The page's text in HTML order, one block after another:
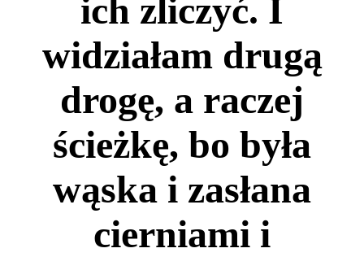
ich zliczyć. I
widziałam drugą
drogę, a raczej
ścieżkę, bo była
wąska i zasłana
cierniami i